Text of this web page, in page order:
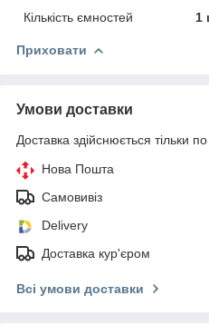
Кількість ємностей
1
Приховати
Умови доставки
Доставка здійснюється тільки
Нова Пошта
Самовивіз
Delivery
Доставка кур'єром
Всі умови доставки